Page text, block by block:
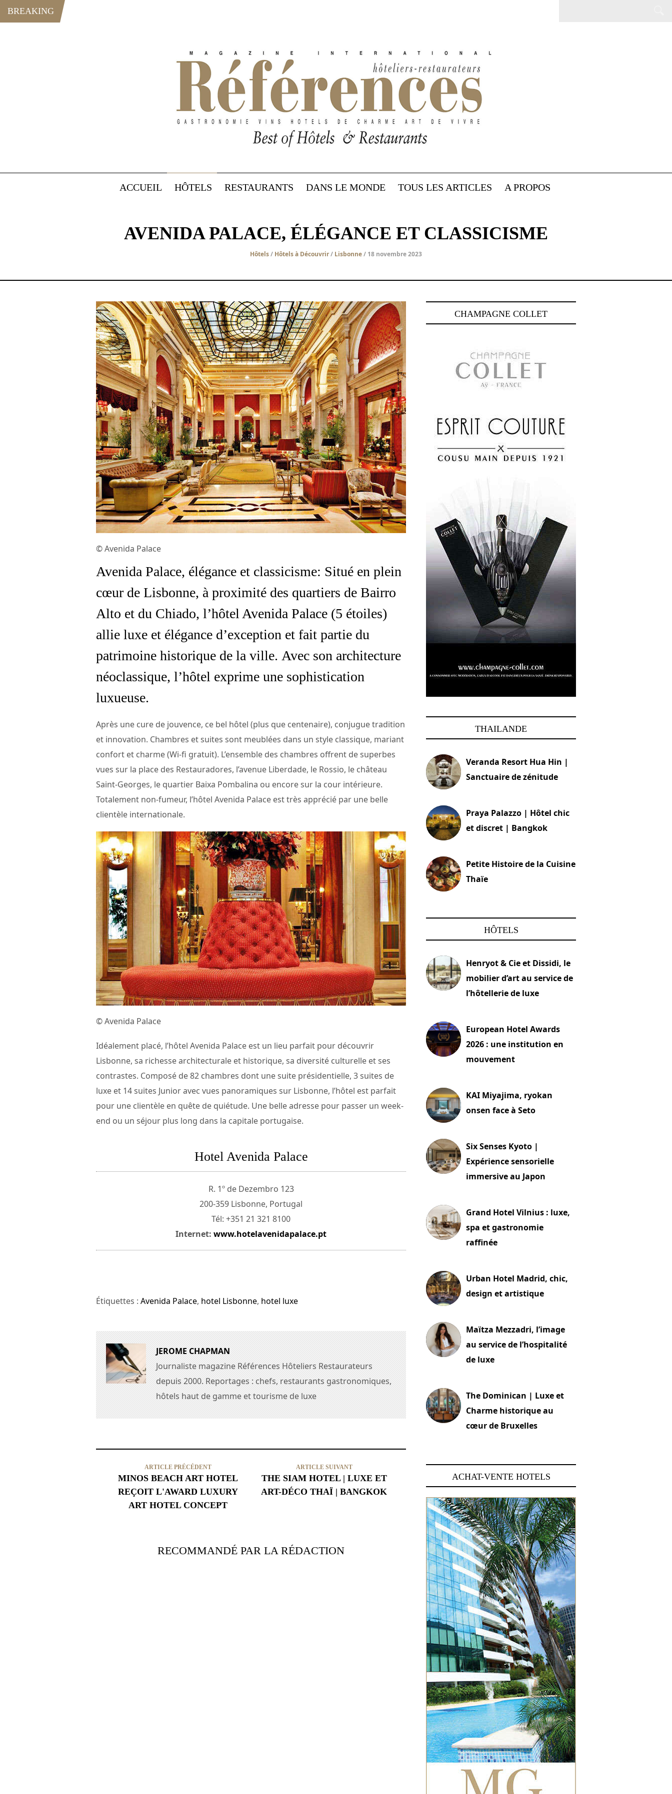
BREAKING
ACCUEIL HÔTELS RESTAURANTS DANS LE MONDE TOUS LES ARTICLES A PROPOS
AVENIDA PALACE, ÉLÉGANCE ET CLASSICISME
Hôtels/ Hôtels à Découvrir/ Lisbonne/ 18 novembre 2023
© Avenida Palace
Avenida Palace, élégance et classicisme: Situé en plein
cœur de Lisbonne, à proximité des quartiers de Bairro
Alto et du Chiado, l’hôtel Avenida Palace (5 étoiles)
allie luxe et élégance d’exception et fait partie du
patrimoine historique de la ville. Avec son architecture
néoclassique, l’hôtel exprime une sophistication
luxueuse.
Après une cure de jouvence, ce bel hôtel (plus que centenaire), conjugue tradition
et innovation. Chambres et suites sont meublées dans un style classique, mariant
confort et charme (Wi-fi gratuit). L’ensemble des chambres offrent de superbes
vues sur la place des Restauradores, l’avenue Liberdade, le Rossio, le château
Saint-Georges, le quartier Baixa Pombalina ou encore sur la cour intérieure.
Totalement non-fumeur, l’hôtel Avenida Palace est très apprécié par une belle
clientèle internationale.
© Avenida Palace
Idéalement placé, l’hôtel Avenida Palace est un lieu parfait pour découvrir
Lisbonne, sa richesse architecturale et historique, sa diversité culturelle et ses
contrastes. Composé de 82 chambres dont une suite présidentielle, 3 suites de
luxe et 14 suites Junior avec vues panoramiques sur Lisbonne, l’hôtel est parfait
pour une clientèle en quête de quiétude. Une belle adresse pour passer un week-
end ou un séjour plus long dans la capitale portugaise.
Hotel Avenida Palace
R. 1º de Dezembro 123
200-359 Lisbonne, Portugal
Tél: +351 21 321 8100
Internet: www.hotelavenidapalace.pt
Étiquettes : Avenida Palace, hotel Lisbonne, hotel luxe
JEROME CHAPMAN
Journaliste magazine Références Hôteliers Restaurateurs
depuis 2000. Reportages : chefs, restaurants gastronomiques,
hôtels haut de gamme et tourisme de luxe
ARTICLE PRÉCÉDENT
MINOS BEACH ART HOTEL
REÇOIT L'AWARD LUXURY
ART HOTEL CONCEPT
ARTICLE SUIVANT
THE SIAM HOTEL | LUXE ET
ART-DÉCO THAÏ | BANGKOK
RECOMMANDÉ PAR LA RÉDACTION
CHAMPAGNE COLLET
THAILANDE
Veranda Resort Hua Hin |
Sanctuaire de zénitude
Praya Palazzo | Hôtel chic
et discret | Bangkok
Petite Histoire de la Cuisine
Thaïe
HÔTELS
Henryot & Cie et Dissidi, le
mobilier d’art au service de
l’hôtellerie de luxe
European Hotel Awards
2026 : une institution en
mouvement
KAI Miyajima, ryokan
onsen face à Seto
Six Senses Kyoto |
Expérience sensorielle
immersive au Japon
Grand Hotel Vilnius : luxe,
spa et gastronomie
raffinée
Urban Hotel Madrid, chic,
design et artistique
Maïtza Mezzadri, l’image
au service de l’hospitalité
de luxe
The Dominican | Luxe et
Charme historique au
cœur de Bruxelles
ACHAT-VENTE HOTELS